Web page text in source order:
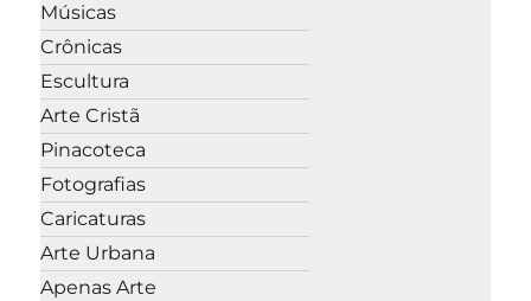
Músicas
Crônicas
Escultura
Arte Cristã
Pinacoteca
Fotografias
Caricaturas
Arte Urbana
Apenas Arte